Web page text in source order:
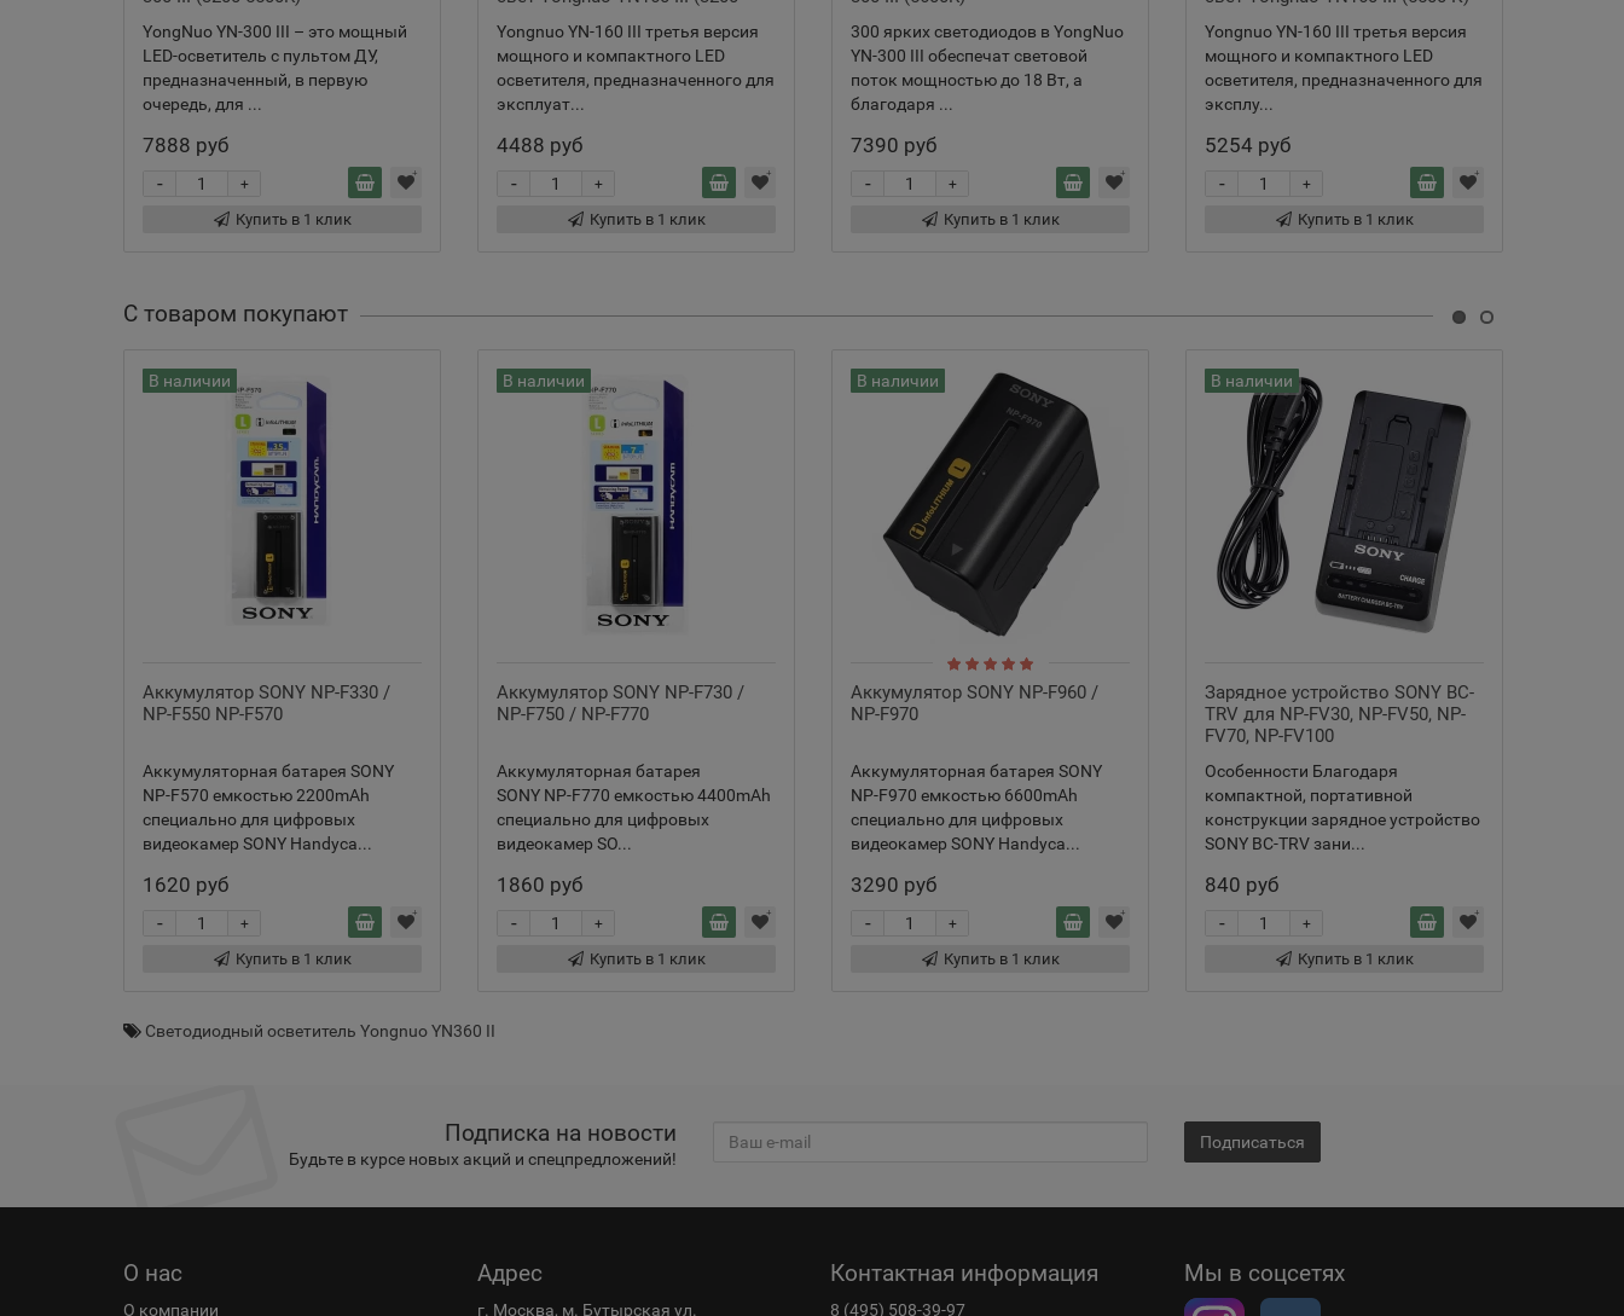
YongNuo YN-300 III – это мощный
LED-осветитель с пультом ДУ,
предназначенный, в первую
очередь, для ...
7888 руб
+
-
Купить в 1 клик
Yongnuo YN-160 III третья версия
мощного и компактного LED
осветителя, предназначенного для
эксплуат...
4488 руб
+
-
Купить в 1 клик
300 ярких светодиодов в YongNuo
YN-300 III обеспечат световой
поток мощностью до 18 Вт, а
благодаря ...
7390 руб
+
-
Купить в 1 клик
Yongnuo YN-160 III третья версия
мощного и компактного LED
осветителя, предназначенного для
эксплу...
5254 руб
+
-
Купить в 1 клик
С товаром покупают
В наличии
Аккумулятор SONY NP-F330 /
NP-F550 NP-F570
Аккумуляторная батарея SONY
NP-F570 емкостью 2200mAh
специально для цифровых
видеокамер SONY Handyca...
1620 руб
+
-
Купить в 1 клик
В наличии
Аккумулятор SONY NP-F730 /
NP-F750 / NP-F770
Аккумуляторная батарея
SONY NP-F770 емкостью 4400mAh
специально для цифровых
видеокамер SO...
1860 руб
+
-
Купить в 1 клик
В наличии
Аккумулятор SONY NP-F960 /
NP-F970
Аккумуляторная батарея SONY
NP-F970 емкостью 6600mAh
специально для цифровых
видеокамер SONY Handyca...
3290 руб
+
-
Купить в 1 клик
В наличии
Зарядное устройство SONY BC-
TRV для NP-FV30, NP-FV50, NP-
FV70, NP-FV100
Особенности Благодаря
компактной, портативной
конструкции зарядное устройство
SONY BC-TRV зани...
840 руб
+
-
Купить в 1 клик
Светодиодный осветитель Yongnuo YN360 II
Подписка на новости
Будьте в курсе новых акций и спецпредложений!
Подписаться
О нас
О компании
Адрес
г. Москва, м. Бутырская ул.
Контактная информация
8 (495) 508-39-97
Мы в соцсетях